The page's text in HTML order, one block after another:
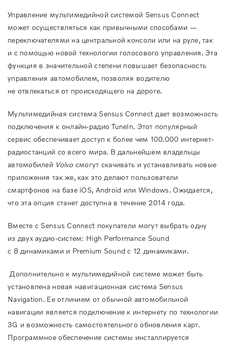
Управление мультимедийной системой Sensus Connect
может осуществляться как привычными способами —
переключателями на центральной консоли или на руле, так
и с помощью новой технологии голосового управления. Эта
функция в значительной степени повышает безопасность
управления автомобилем, позволяя водителю
не отвлекаться от происходящего на дороге.
Мультимедийная система Sensus Connect дает возможность
подключения к онлайн-радио TuneIn. Этот популярный
сервис обеспечивает доступ к более чем 100.000 интернет-
радиостанций со всего мира. В дальнейшем владельцы
автомобилей Volvo смогут скачивать и устанавливать новые
приложения так же, как это делают пользователи
смартфонов на базе iOS, Android или Windows. Ожидается,
что эта опция станет доступна в течение 2014 года.
Вместе с Sensus Connect покупатели могут выбрать одну
из двух аудио-систем: High Performance Sound
с 8 динамиками и Premium Sound с 12 динамиками.
Дополнительно к мультимедийной системе может быть
установлена новая навигационная система Sensus
Navigation. Ее отличием от обычной автомобильной
навигации является подключение к интернету по технологии
3G и возможность самостоятельного обновления карт.
Программное обеспечение системы инсталлируется